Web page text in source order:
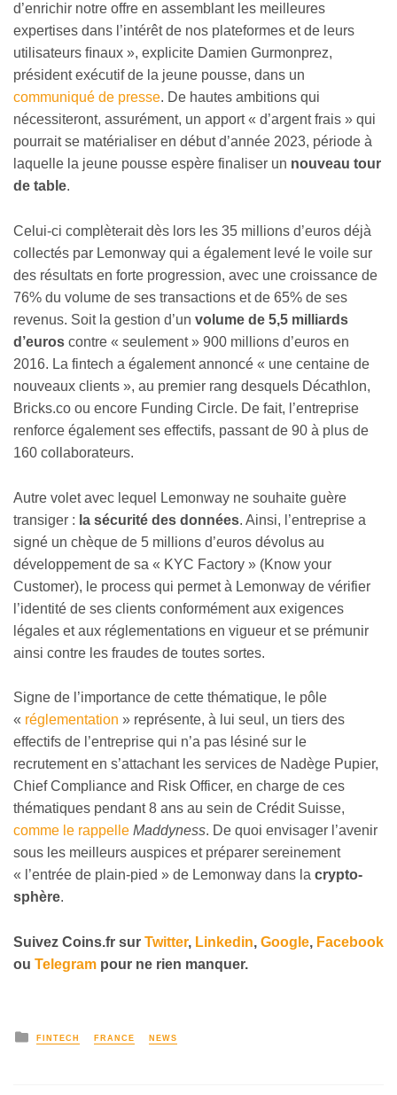
d’enrichir notre offre en assemblant les meilleures
expertises dans l’intérêt de nos plateformes et de leurs
utilisateurs ﬁnaux », explicite Damien Gurmonprez,
président exécutif de la jeune pousse, dans un
communiqué de presse. De hautes ambitions qui
nécessiteront, assurément, un apport « d’argent frais » qui
pourrait se matérialiser en début d’année 2023, période à
laquelle la jeune pousse espère finaliser un nouveau tour
de table.
Celui-ci complèterait dès lors les 35 millions d’euros déjà
collectés par Lemonway qui a également levé le voile sur
des résultats en forte progression, avec une croissance de
76% du volume de ses transactions et de 65% de ses
revenus. Soit la gestion d’un volume de 5,5 milliards
d’euros contre « seulement » 900 millions d’euros en
2016. La fintech a également annoncé « une centaine de
nouveaux clients », au premier rang desquels Décathlon,
Bricks.co ou encore Funding Circle. De fait, l’entreprise
renforce également ses effectifs, passant de 90 à plus de
160 collaborateurs.
Autre volet avec lequel Lemonway ne souhaite guère
transiger : la sécurité des données. Ainsi, l’entreprise a
signé un chèque de 5 millions d’euros dévolus au
développement de sa « KYC Factory » (Know your
Customer), le process qui permet à Lemonway de vérifier
l’identité de ses clients conformément aux exigences
légales et aux réglementations en vigueur et se prémunir
ainsi contre les fraudes de toutes sortes.
Signe de l’importance de cette thématique, le pôle
« réglementation » représente, à lui seul, un tiers des
effectifs de l’entreprise qui n’a pas lésiné sur le
recrutement en s’attachant les services de Nadège Pupier,
Chief Compliance and Risk Officer, en charge de ces
thématiques pendant 8 ans au sein de Crédit Suisse,
comme le rappelle Maddyness. De quoi envisager l’avenir
sous les meilleurs auspices et préparer sereinement
« l’entrée de plain-pied » de Lemonway dans la crypto-
sphère.
Suivez Coins.fr sur Twitter, Linkedin, Google, Facebook
ou Telegram pour ne rien manquer.
FINTECH FRANCE NEWS